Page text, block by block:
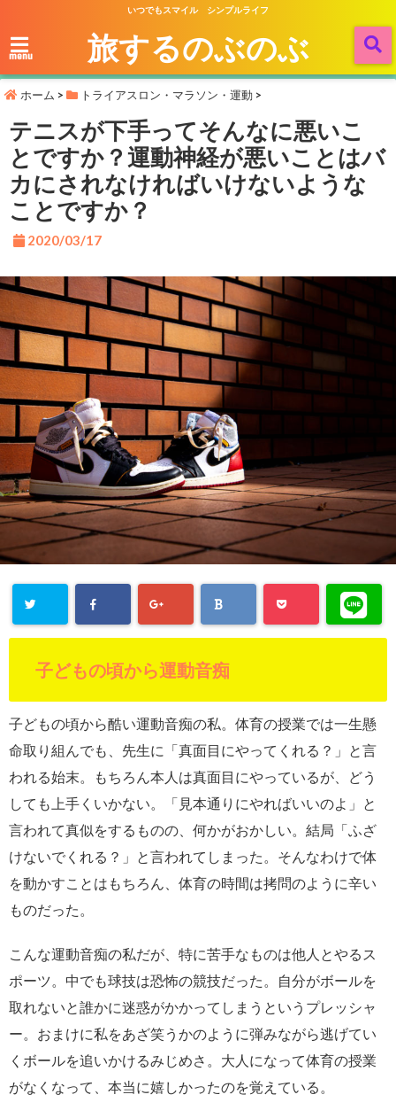
いつでもスマイル シンプルライフ
menu 旅するのぶのぶ
ホーム > トライアスロン・マラソン・運動 >
テニスが下手ってそんなに悪いこ
とですか？運動神経が悪いことはバ
カにされなければいけないような
ことですか？
2020/03/17
子どもの頃から運動音痴
子どもの頃から酷い運動音痴の私。体育の授業では一生懸
命取り組んでも、先生に「真面目にやってくれる？」と言
われる始末。もちろん本人は真面目にやっているが、どう
しても上手くいかない。「見本通りにやればいいのよ」と
言われて真似をするものの、何かがおかしい。結局「ふざ
けないでくれる？」と言われてしまった。そんなわけで体
を動かすことはもちろん、体育の時間は拷問のように辛い
ものだった。
こんな運動音痴の私だが、特に苦手なものは他人とやるス
ポーツ。中でも球技は恐怖の競技だった。自分がボールを
取れないと誰かに迷惑がかかってしまうというプレッシャ
ー。おまけに私をあざ笑うかのように弾みながら逃げてい
くボールを追いかけるみじめさ。大人になって体育の授業
がなくなって、本当に嬉しかったのを覚えている。